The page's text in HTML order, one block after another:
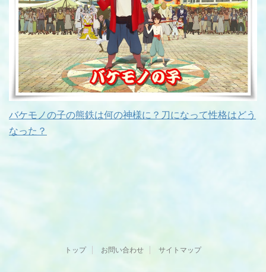
バケモノの子の熊鉄は何の神様に？刀になって性格はどう
なった？
トップ お問い合わせ サイトマップ